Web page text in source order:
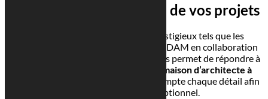
Une expertise au service de vos projets
Nous avons réalisé des projets prestigieux tels que les
bâtiments de RTL Group, SES et le MUDAM en collaboration
avec PCF. Notre expérience variée nous permet de répondre à
maison d’architecte à
, nous prenons en compte chaque détail afin
d’offrir un résultat exceptionnel.